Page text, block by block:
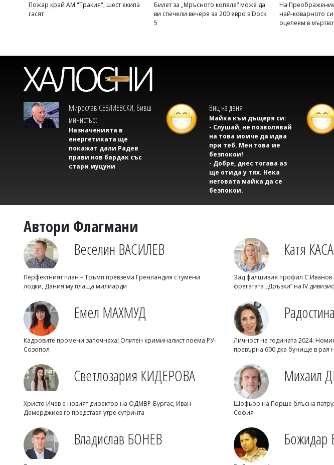
Пожар край АМ "Тракия", шест екипа
гасят
Билет за „Мръсното копеле“ може да
ви спечели вечеря за 200 евро в Dock
5
На
най-коварното
оцелеем в
Мирослав СЕВЛИЕВСКИ, бивш
министър:
Назначенията в
енергетиката ще
покажат дали Радев
прави нов бардак със
стари муцуни
Виц на деня
Майка към дъщеря си:
- Слушай, не позволявай
на това момче да идва
при теб. Мен това ме
безпокои!
- Добре, днес тогава аз
ще отида у тях. Нека
неговата майка да се
безпокои.
Автори Флагмани
Веселин ВАСИЛЕВ
Перфектният план – Тръмп превзема Гренландия с гумени
лодки, Дания му плаща милиарди
Катя
Зад фалшивия профил С.Иванов
фрегатата „Дръзки” на IV
Емел МАХМУД
Кадровите промени започнаха! Опитен криминалист поема РУ-
Созопол
Личност на годината 2024:
превърна 600 дка бунище в рая
Светлозария КИДЕРОВА
Христо Ичев е новият директор на ОДМВР-Бургас, Иван
Демерджиев го представя утре сутринта
Михаил
Шофьор на Порше блъсна
София
Владислав БОНЕВ